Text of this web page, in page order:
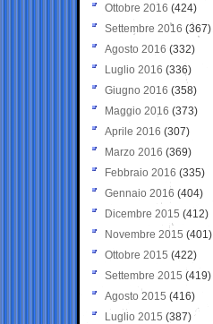
Ottobre 2016 (424)
Settembre 2016 (367)
Agosto 2016 (332)
Luglio 2016 (336)
Giugno 2016 (358)
Maggio 2016 (373)
Aprile 2016 (307)
Marzo 2016 (369)
Febbraio 2016 (335)
Gennaio 2016 (404)
Dicembre 2015 (412)
Novembre 2015 (401)
Ottobre 2015 (422)
Settembre 2015 (419)
Agosto 2015 (416)
Luglio 2015 (387)